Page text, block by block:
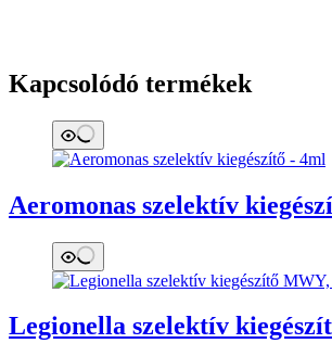
Kapcsolódó termékek
Aeromonas szelektív
Legionella szelektív